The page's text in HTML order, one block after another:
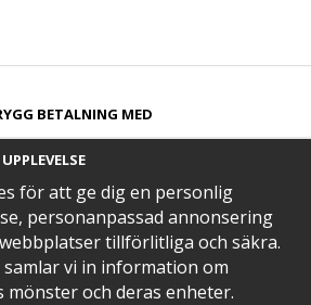
BETALNING MED​
LEVERANS MED
för att ge dig en personlig
personanpassad annonsering
tillförlitliga och säkra.
samlar vi in information om
mönster och deras enheter.